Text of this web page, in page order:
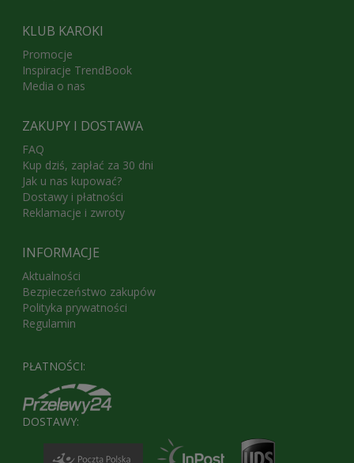
KLUB KAROKI
Promocje
Inspiracje TrendBook
Media o nas
ZAKUPY I DOSTAWA
FAQ
Kup dziś, zapłać za 30 dni
Jak u nas kupować?
Dostawy i płatności
Reklamacje i zwroty
INFORMACJE
Aktualności
Bezpieczeństwo zakupów
Polityka prywatności
Regulamin
PŁATNOŚCI:
DOSTAWY: